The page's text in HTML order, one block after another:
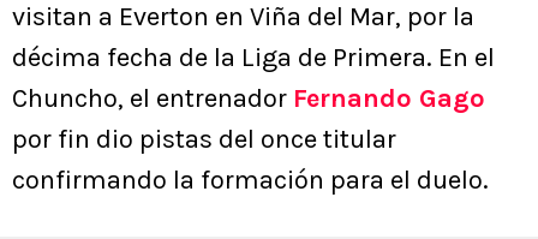
visitan a Everton en Viña del Mar, por la
décima fecha de la Liga de Primera. En el
Chuncho, el entrenador Fernando Gago
por fin dio pistas del once titular
confirmando la formación para el duelo.